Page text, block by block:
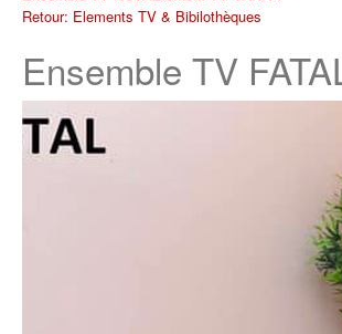
Retour: Elements TV & Bibilothèques
Ensemble TV